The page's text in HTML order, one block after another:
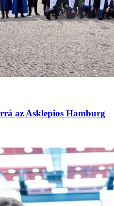
az Asklepios Hamburg